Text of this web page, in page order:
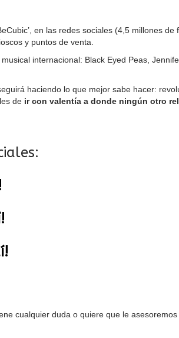
en las redes sociales (4,5 millones de
y puntos de venta.
internacional: Black Eyed Peas,
haciendo lo que mejor sabe hacer:
de ir con valentía a donde ningún otro
cualquier duda o quiere que le